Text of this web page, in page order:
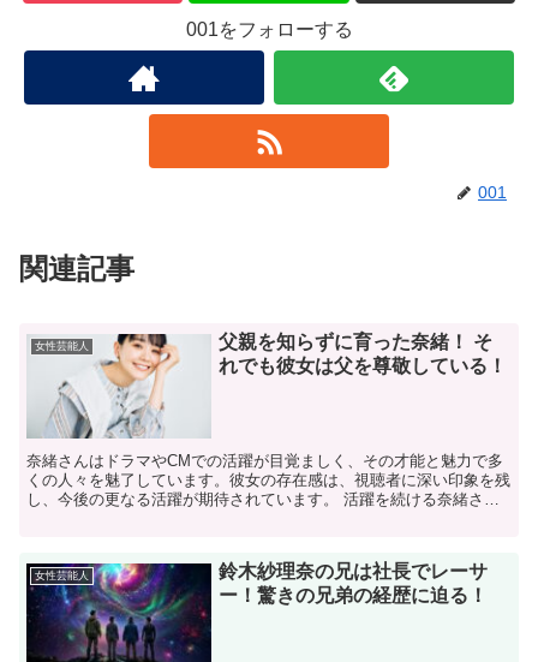
001をフォローする
001
関連記事
女性芸能人
父親を知らずに育った奈緒！ そ
れでも彼女は父を尊敬している！
奈緒さんはドラマやCMでの活躍が目覚ましく、その才能と魅力で多
くの人々を魅了しています。彼女の存在感は、視聴者に深い印象を残
し、今後の更なる活躍が期待されています。 活躍を続ける奈緒さん
女性芸能人
鈴木紗理奈の兄は社長でレーサ
ー！驚きの兄弟の経歴に迫る！